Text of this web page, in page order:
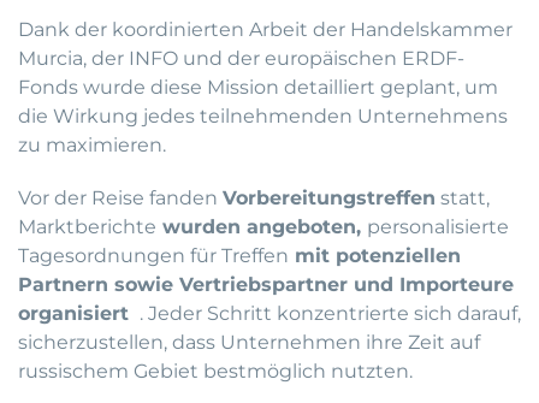
Dank der koordinierten Arbeit der Handelskammer
Murcia, der INFO und der europäischen ERDF-
Fonds wurde diese Mission detailliert geplant, um
die Wirkung jedes teilnehmenden Unternehmens
zu maximieren.
Vor der Reise fanden Vorbereitungstreffen statt,
Marktberichte wurden angeboten, personalisierte
Tagesordnungen für Treffen mit potenziellen
Partnern sowie Vertriebspartner und Importeure
organisiert . Jeder Schritt konzentrierte sich darauf,
sicherzustellen, dass Unternehmen ihre Zeit auf
russischem Gebiet bestmöglich nutzten.